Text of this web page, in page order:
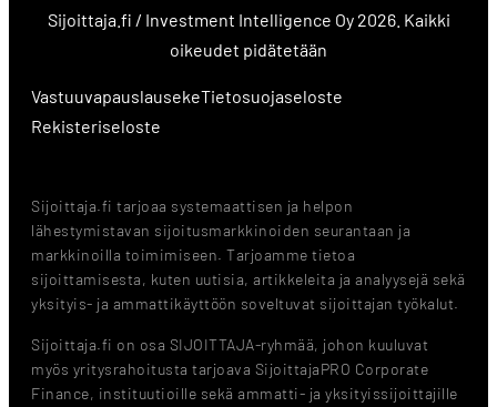
Sijoittaja.fi / Investment Intelligence Oy 2026. Kaikki
oikeudet pidätetään
VastuuvapauslausekeTietosuojaseloste
Rekisteriseloste
Sijoittaja.fi tarjoaa systemaattisen ja helpon
lähestymistavan sijoitusmarkkinoiden seurantaan ja
markkinoilla toimimiseen. Tarjoamme tietoa
sijoittamisesta, kuten uutisia, artikkeleita ja analyysejä sekä
yksityis- ja ammattikäyttöön soveltuvat sijoittajan työkalut.
Sijoittaja.fi on osa SIJOITTAJA-ryhmää, johon kuuluvat
myös yritysrahoitusta tarjoava SijoittajaPRO Corporate
Finance, instituutioille sekä ammatti- ja yksityissijoittajille